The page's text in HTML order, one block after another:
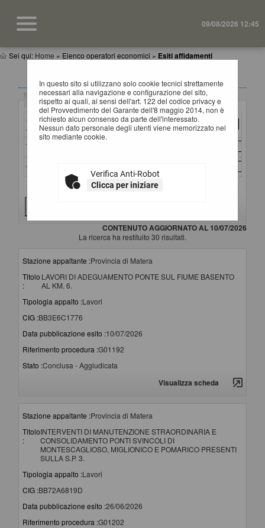
09/08/2026 12:45
Sei qui: Home » Elenco operatori economici » Esiti affidamenti
In questo sito si utilizzano solo cookie tecnici strettamente
necessari alla navigazione e configurazione del sito,
rispetto ai quali, ai sensi dell'art. 122 del codice privacy e
del Provvedimento del Garante dell'8 maggio 2014, non è
richiesto alcun consenso da parte dell'interessato.
Nessun dato personale degli utenti viene memorizzato nel
sito mediante cookie.
Verifica Anti-Robot
Clicca per iniziare
ESITI AFFIDAMENTI
Criteri di ricerca
Stazione
appaltante :
Titolo :
CIG :
Criteri di ricerca avanzati
CONTENUTO AGGIORNATO AL 10/07/2026
La ricerca ha restituito 30 risultati.
Stazione appaltante :Provincia di Matera
Titolo
:
LAVORI DI ADEGUAMENTO PONTE SUL FIUME BASENTO
AL KM. 6.
Tipologia appalto :Lavori
CIG :BB3E6C1776
Data pubblicazione esito :10/07/2026
Riferimento procedura :G01192
Stato :Conclusa - Aggiudicata
Visualizza scheda
Stazione appaltante :Provincia di Matera
Titolo
:
INTERVENTI DI MANUTENZIONE STRAORDINARIA E
CONSOLIDAMENTO PONTI SVINCOLI DI
MONTESCAGLIOSO, MIGLIONICO E POMARICO PRESENTI
SULLA S.P. 3.
Tipologia appalto :Lavori
CIG :BB72A6819D
Data pubblicazione esito :26/06/2026
Riferimento procedura :G01202